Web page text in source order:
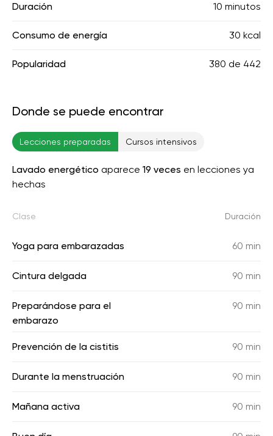
Duración 10 minutos
Consumo de energía 30 kcal
Popularidad 380 de 442
Donde se puede encontrar
Lecciones preparadas Cursos intensivos
Lavado energético aparece 19 veces en lecciones ya
hechas
Clase Duración
Yoga para embarazadas 60 min
Cintura delgada 90 min
Preparándose para el
embarazo
90 min
Prevención de la cistitis 90 min
Durante la menstruación 90 min
Mañana activa 90 min